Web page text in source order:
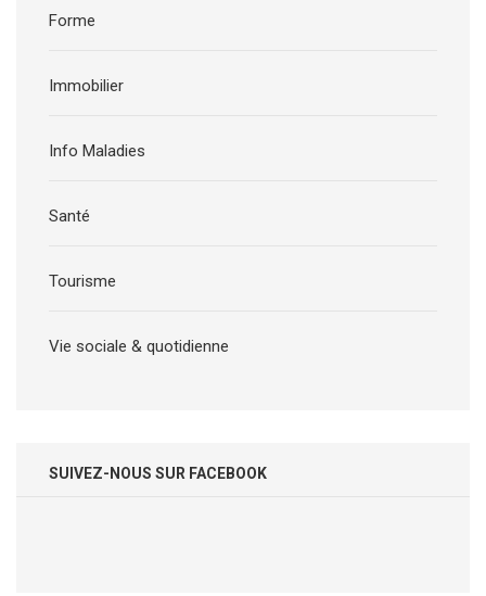
Forme
Immobilier
Info Maladies
Santé
Tourisme
Vie sociale & quotidienne
SUIVEZ-NOUS SUR FACEBOOK